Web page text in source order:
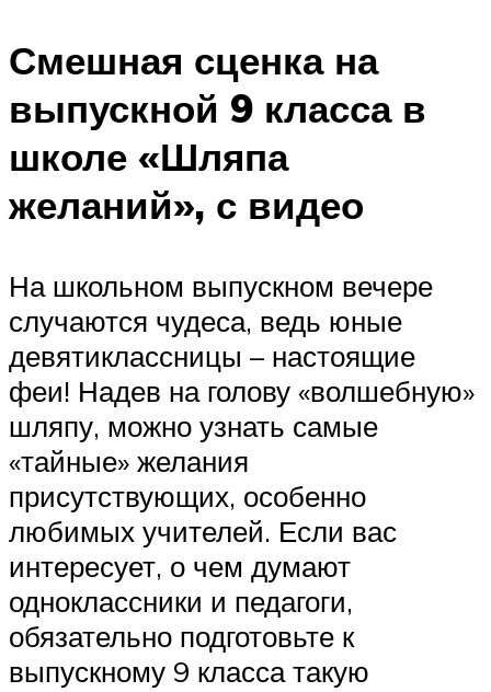
Смешная сценка на
выпускной 9 класса в
школе «Шляпа
желаний», с видео
На школьном выпускном вечере
случаются чудеса, ведь юные
девятиклассницы – настоящие
феи! Надев на голову «волшебную»
шляпу, можно узнать самые
«тайные» желания
присутствующих, особенно
любимых учителей. Если вас
интересует, о чем думают
одноклассники и педагоги,
обязательно подготовьте к
выпускному 9 класса такую